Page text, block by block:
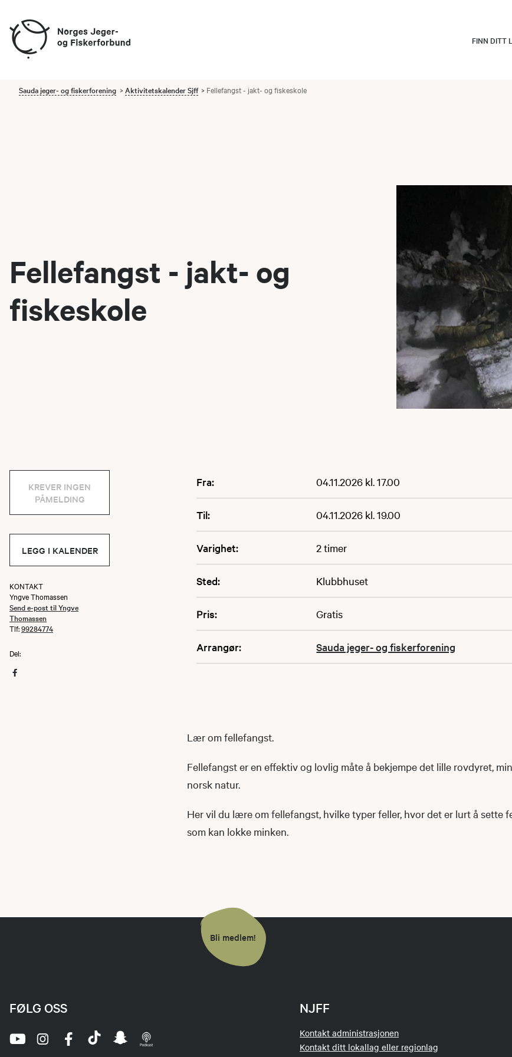
FINN DITT
Sauda jeger- og fiskerforening Aktivitetskalender Sjff Fellefangst - jakt- og fiskeskole
Fellefangst - jakt- og
fiskeskole
Fra: 04.11.2026 kl. 17.00
Til: 04.11.2026 kl. 19.00
Varighet: 2 timer
Sted: Klubbhuset
Pris: Gratis
Arrangør: Sauda jeger- og fiskerforening
KREVER INGEN
PÅMELDING
LEGG I KALENDER
KONTAKT
Yngve Thomassen
Send e-post til Yngve
Thomassen
Tlf:99284774
Del:
Lær om fellefangst.
Fellefangst er en effektiv og lovlig måte å bekjempe det lille rovdyret,
norsk natur.
Her vil du lære om fellefangst, hvilke typer feller, hvor det er lurt å sette
som kan lokke minken.
Bli medlem!
NJFF
Kontakt administrasjonen
Kontakt ditt lokallag eller regionlag
FØLG OSS